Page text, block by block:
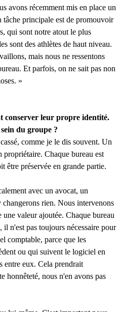
avons récemment mis en place un
principale est de promouvoir
qui sont notre atout le plus
sont des athlètes de haut niveau.
mais nous ne ressentons
Et parfois, on ne sait pas non
»
conserver leur propre identité.
du groupe ?
comme je le dis souvent. Un
propriétaire. Chaque bureau est
être préservée en grande partie.
avec un avocat, un
rien. Nous intervenons
valeur ajoutée. Chaque bureau
il n'est pas toujours nécessaire pour
comptable, parce que les
ou qui suivent le logiciel en
entre eux. Cela prendrait
honnêteté, nous n'en avons pas